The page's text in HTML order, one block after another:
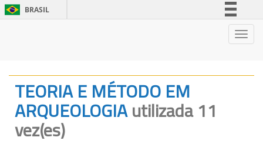
BRASIL
Legislação
Canais
TEORIA E MÉTODO EM
ARQUEOLOGIAutilizada 11
vez(es)